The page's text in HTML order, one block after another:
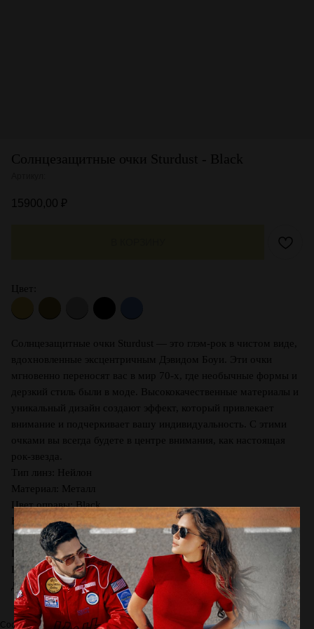
Солнцезащитные очки Sturdust - Black
15900,00 ₽
Цвет:
Солнцезащитные очки Sturdust — это глэм-рок в чистом виде,
вдохновленные эксцентричным Дэвидом Боуи. Эти очки
мгновенно переносят вас в мир 70-х, где необычные формы и
дерзкий стиль были в моде. Высококачественные материалы и
уникальный дизайн создают эффект, который привлекает
внимание и подчеркивает вашу индивидуальность. С этими
очками вы всегда будете в центре внимания, как настоящая
рок-звезда.
Тип линз: Нейлон
Материал: Металл
Цвет оправы: Black
Вид оправы: Геометрия
Производство: Гонконг
Ширина линзы, мм: 51
Шир. переносицы, мм: 19
Длина заушника, мм: 145
Состав